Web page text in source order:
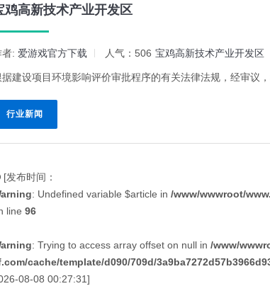
鸡高新技术产业开发区
者: 爱游戏官方下载 人气：506 宝鸡高新技术产业开发区
据建设项目环境影响评价审批程序的有关法律法规，经审议
行业新闻
[发布时间：
: Undefined variable $article in /www/wwwroot/
line 96
: Trying to access array offset on null in /www/
cache/template/d090/709d/
08-08 00:27:31]